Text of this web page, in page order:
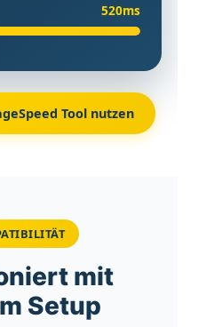
520ms
Tool nutzen
mit
Setup